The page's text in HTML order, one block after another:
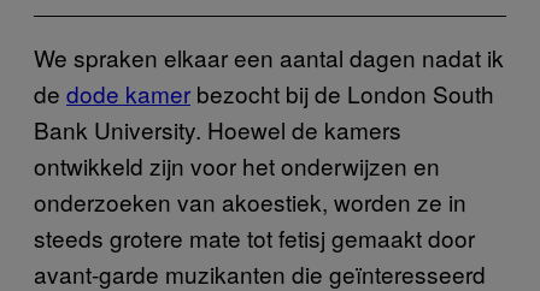
We spraken elkaar een aantal dagen nadat ik
de ​dode kamer bezocht bij de London South
Bank University. Hoewel de kamers
ontwikkeld zijn voor het onderwijzen en
onderzoeken van akoestiek, worden ze in
steeds grotere mate tot fetisj gemaakt door
avant-garde muzikanten die geïnteresseerd